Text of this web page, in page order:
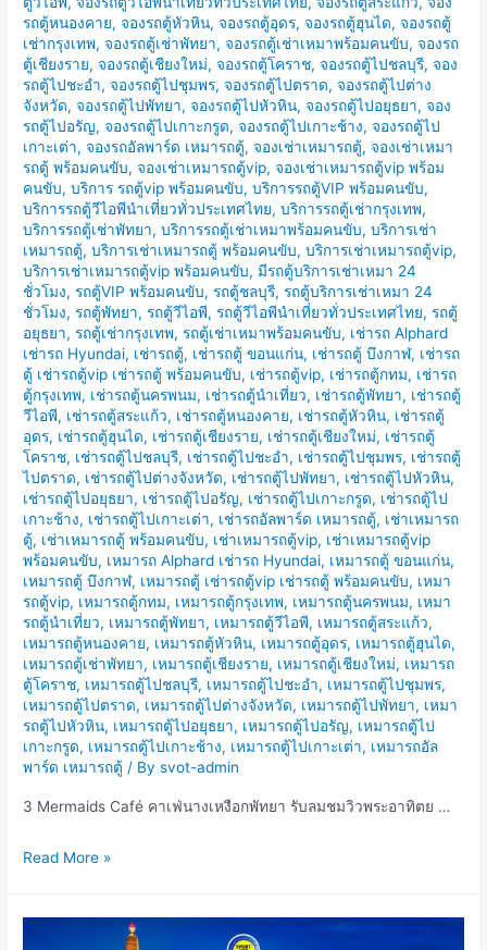
รถตู้หนองคาย,จองรถตู้หัวหิน,จองรถตู้อุดร,จองรถตู้ฮุนได,จองรถตู้
เช่ากรุงเทพ,จองรถตู้เช่าพัทยา,จองรถตู้เช่าเหมาพร้อมคนขับ,จองรถ
ตู้เชียงราย,จองรถตู้เชียงใหม่,จองรถตู้โคราช,จองรถตู้ไปชลบุรี,จอง
รถตู้ไปชะอำ,จองรถตู้ไปชุมพร,จองรถตู้ไปตราด,จองรถตู้ไปต่าง
จังหวัด,จองรถตู้ไปพัทยา,จองรถตู้ไปหัวหิน,จองรถตู้ไปอยุธยา,จอง
รถตู้ไปอรัญ,จองรถตู้ไปเกาะกรูด,จองรถตู้ไปเกาะช้าง,จองรถตู้ไป
เกาะเต่า,จองรถอัลพาร์ด เหมารถตู้,จองเช่าเหมารถตู้,จองเช่าเหมา
รถตู้ พร้อมคนขับ,จองเช่าเหมารถตู้vip,จองเช่าเหมารถตู้vip พร้อม
คนขับ,บริการ รถตู้vip พร้อมคนขับ,บริการรถตู้VIP พร้อมคนขับ,
บริการรถตู้วีไอพีนำเที่ยวทั่วประเทศไทย,บริการรถตู้เช่ากรุงเทพ,
บริการรถตู้เช่าพัทยา,บริการรถตู้เช่าเหมาพร้อมคนขับ,บริการเช่า
เหมารถตู้,บริการเช่าเหมารถตู้ พร้อมคนขับ,บริการเช่าเหมารถตู้vip,
บริการเช่าเหมารถตู้vip พร้อมคนขับ,มีรถตู้บริการเช่าเหมา 24
ชั่วโมง,รถตู้VIP พร้อมคนขับ,รถตู้ชลบุรี,รถตู้บริการเช่าเหมา 24
ชั่วโมง,รถตู้พัทยา,รถตู้วีไอพี,รถตู้วีไอพีนำเที่ยวทั่วประเทศไทย,รถตู้
อยุธยา,รถตู้เช่ากรุงเทพ,รถตู้เช่าเหมาพร้อมคนขับ, เช่ารถ Alphard
เช่ารถ Hyundai, เช่ารถตู้, เช่ารถตู้ ขอนแก่น, เช่ารถตู้ บึงกาฬ, เช่ารถ
ตู้ เช่ารถตู้vip เช่ารถตู้ พร้อมคนขับ, เช่ารถตู้vip, เช่ารถตู้กทม, เช่ารถ
ตู้กรุงเทพ, เช่ารถตู้นครพนม, เช่ารถตู้นำเที่ยว, เช่ารถตู้พัทยา, เช่ารถตู้
วีไอพี, เช่ารถตู้สระแก้ว, เช่ารถตู้หนองคาย, เช่ารถตู้หัวหิน, เช่ารถตู้
อุดร, เช่ารถตู้ฮุนได, เช่ารถตู้เชียงราย, เช่ารถตู้เชียงใหม่, เช่ารถตู้
โคราช, เช่ารถตู้ไปชลบุรี, เช่ารถตู้ไปชะอำ, เช่ารถตู้ไปชุมพร, เช่ารถตู้
ไปตราด, เช่ารถตู้ไปต่างจังหวัด, เช่ารถตู้ไปพัทยา, เช่ารถตู้ไปหัวหิน,
เช่ารถตู้ไปอยุธยา, เช่ารถตู้ไปอรัญ, เช่ารถตู้ไปเกาะกรูด, เช่ารถตู้ไป
เกาะช้าง, เช่ารถตู้ไปเกาะเต่า, เช่ารถอัลพาร์ด เหมารถตู้, เช่าเหมารถ
ตู้, เช่าเหมารถตู้ พร้อมคนขับ, เช่าเหมารถตู้vip, เช่าเหมารถตู้vip
พร้อมคนขับ, เหมารถ Alphard เช่ารถ Hyundai, เหมารถตู้ ขอนแก่น,
เหมารถตู้ บึงกาฬ, เหมารถตู้ เช่ารถตู้vip เช่ารถตู้ พร้อมคนขับ, เหมา
รถตู้vip, เหมารถตู้กทม, เหมารถตู้กรุงเทพ, เหมารถตู้นครพนม, เหมา
รถตู้นำเที่ยว, เหมารถตู้พัทยา, เหมารถตู้วีไอพี, เหมารถตู้สระแก้ว,
เหมารถตู้หนองคาย, เหมารถตู้หัวหิน, เหมารถตู้อุดร, เหมารถตู้ฮุนได,
เหมารถตู้เช่าพัทยา, เหมารถตู้เชียงราย, เหมารถตู้เชียงใหม่, เหมารถ
ตู้โคราช, เหมารถตู้ไปชลบุรี, เหมารถตู้ไปชะอำ, เหมารถตู้ไปชุมพร,
เหมารถตู้ไปตราด, เหมารถตู้ไปต่างจังหวัด, เหมารถตู้ไปพัทยา, เหมา
รถตู้ไปหัวหิน, เหมารถตู้ไปอยุธยา, เหมารถตู้ไปอรัญ, เหมารถตู้ไป
เกาะกรูด, เหมารถตู้ไปเกาะช้าง, เหมารถตู้ไปเกาะเต่า, เหมารถอัล
พาร์ด เหมารถตู้ / Bysvot-admin
3 Mermaids Café คาเฟ่นางเหงือกพัทยา รับลมชมวิวพระอาทิตย …
เช่า
Read More »